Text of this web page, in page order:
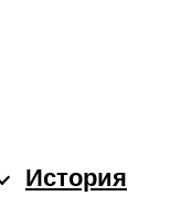
История